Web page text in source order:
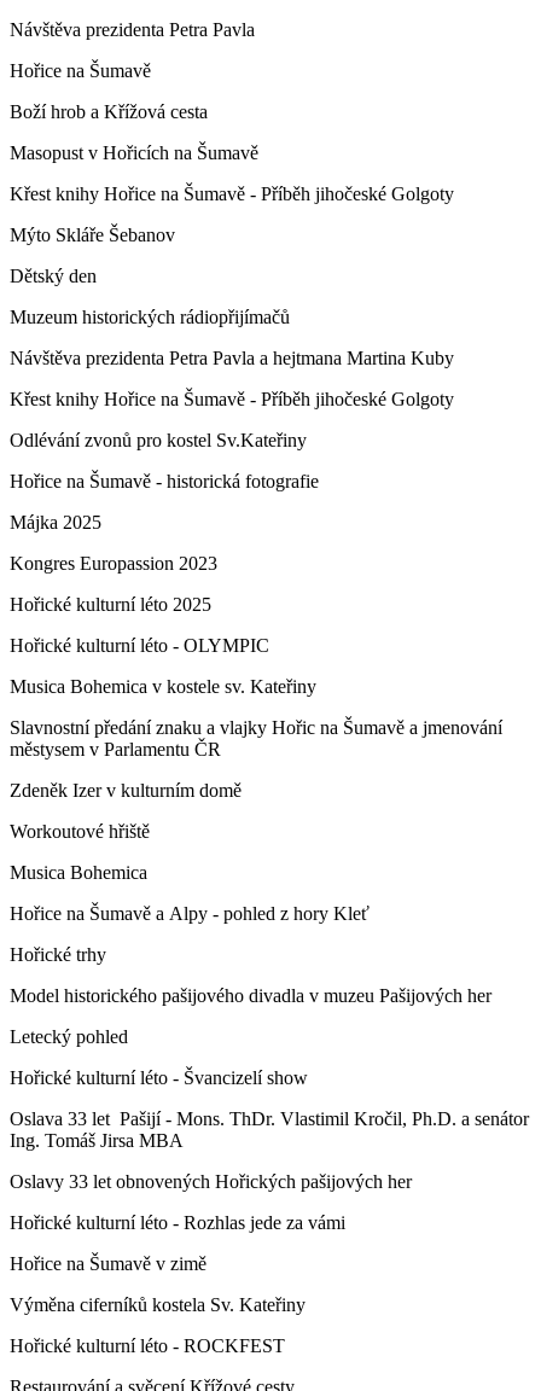
Návštěva prezidenta Petra Pavla
Hořice na Šumavě
Boží hrob a Křížová cesta
Masopust v Hořicích na Šumavě
Křest knihy Hořice na Šumavě - Příběh jihočeské Golgoty
Mýto Skláře Šebanov
Dětský den
Muzeum historických rádiopřijímačů
Návštěva prezidenta Petra Pavla a hejtmana Martina Kuby
Křest knihy Hořice na Šumavě - Příběh jihočeské Golgoty
Odlévání zvonů pro kostel Sv.Kateřiny
Hořice na Šumavě - historická fotografie
Májka 2025
Kongres Europassion 2023
Hořické kulturní léto 2025
Hořické kulturní léto - OLYMPIC
Musica Bohemica v kostele sv. Kateřiny
Slavnostní předání znaku a vlajky Hořic na Šumavě a jmenování
městysem v Parlamentu ČR
Zdeněk Izer v kulturním domě
Workoutové hřiště
Musica Bohemica
Hořice na Šumavě a Alpy - pohled z hory Kleť
Hořické trhy
Model historického pašijového divadla v muzeu Pašijových her
Letecký pohled
Hořické kulturní léto - Švancizelí show
Oslava 33 let Pašijí - Mons. ThDr. Vlastimil Kročil, Ph.D. a senátor
Ing. Tomáš Jirsa MBA
Oslavy 33 let obnovených Hořických pašijových her
Hořické kulturní léto - Rozhlas jede za vámi
Hořice na Šumavě v zimě
Výměna ciferníků kostela Sv. Kateřiny
Hořické kulturní léto - ROCKFEST
Restaurování a svěcení Křížové cesty